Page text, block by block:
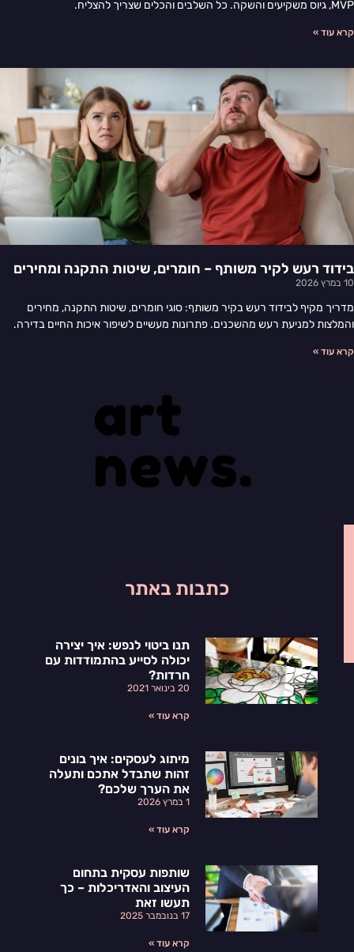
MVP, גיוס משקיעים והשקה. כל השלבים והכלים שצריך להצליח.
קרא עוד »
בידוד רעש לקיר משותף – חומרים, שיטות התקנה ומחירים
10 במרץ 2026
מדריך מקיף לבידוד רעש בקיר משותף: סוגי חומרים, שיטות התקנה, מחירים
והמלצות למניעת רעש מהשכנים. פתרונות מעשיים לשיפור איכות החיים בדירה.
קרא עוד »
כתבות באתר
תנו ביטוי לנפש: איך יצירה
יכולה לסייע בהתמודדות עם
חרדות?
20 בינואר 2021
קרא עוד »
מיתוג לעסקים: איך בונים
זהות שתבדל אתכם ותעלה
את הערך שלכם?
1 במרץ 2026
קרא עוד »
שותפות עסקית בתחום
העיצוב והאדריכלות – כך
תעשו זאת
17 בנובמבר 2025
קרא עוד »